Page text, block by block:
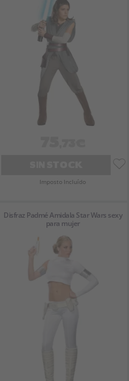
Imposto Incluído
Disfraz Padmé Amidala Star Wars sexy
para mujer